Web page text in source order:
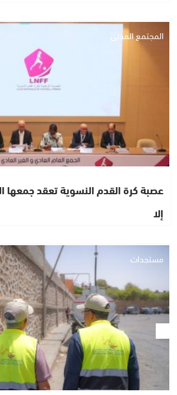
المجتمع المدني
عصبة كرة القدم النسوية تعقد جمعها
إلا
مستجدات